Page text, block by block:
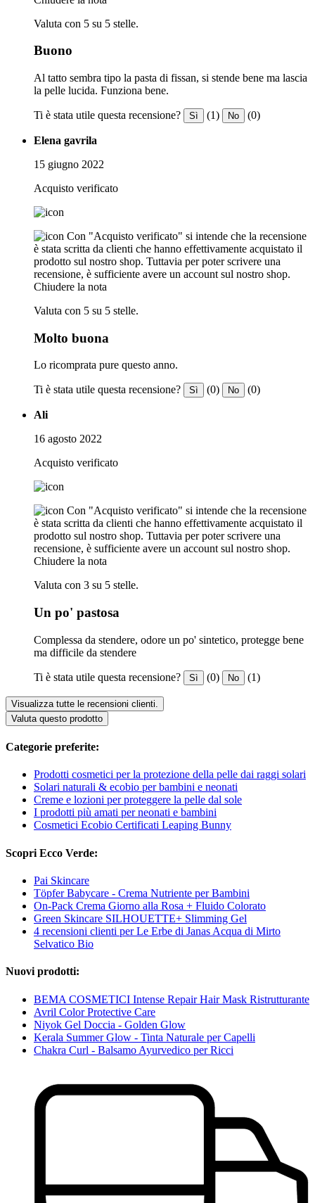
Valuta con 5 su 5 stelle.
Buono
Al tatto sembra tipo la pasta di fissan, si stende bene ma lascia
la pelle lucida. Funziona bene.
Ti è stata utile questa recensione? Sì (1) No (0)
Elena gavrila
15 giugno 2022
Acquisto verificato
Con "Acquisto verificato" si intende che la recensione
è stata scritta da clienti che hanno effettivamente acquistato il
prodotto sul nostro shop. Tuttavia per poter scrivere una
recensione, è sufficiente avere un account sul nostro shop.
Chiudere la nota
Valuta con 5 su 5 stelle.
Molto buona
Lo ricomprata pure questo anno.
Ti è stata utile questa recensione? Sì (0) No (0)
Ali
16 agosto 2022
Acquisto verificato
Con "Acquisto verificato" si intende che la recensione
è stata scritta da clienti che hanno effettivamente acquistato il
prodotto sul nostro shop. Tuttavia per poter scrivere una
recensione, è sufficiente avere un account sul nostro shop.
Chiudere la nota
Valuta con 3 su 5 stelle.
Un po' pastosa
Complessa da stendere, odore un po' sintetico, protegge bene
ma difficile da stendere
Ti è stata utile questa recensione? Sì (0) No (1)
Visualizza tutte le recensioni clienti.
Valuta questo prodotto
Categorie preferite:
Prodotti cosmetici per la protezione della pelle dai raggi solari
Solari naturali & ecobio per bambini e neonati
Creme e lozioni per proteggere la pelle dal sole
I prodotti più amati per neonati e bambini
Cosmetici Ecobio Certificati Leaping Bunny
Scopri Ecco Verde:
Pai Skincare
Töpfer Babycare - Crema Nutriente per Bambini
On-Pack Crema Giorno alla Rosa + Fluido Colorato
Green Skincare SILHOUETTE+ Slimming Gel
4 recensioni clienti per Le Erbe di Janas Acqua di Mirto
Selvatico Bio
Nuovi prodotti:
BEMA COSMETICI Intense Repair Hair Mask Ristrutturante
Avril Color Protective Care
Niyok Gel Doccia - Golden Glow
Kerala Summer Glow - Tinta Naturale per Capelli
Chakra Curl - Balsamo Ayurvedico per Ricci